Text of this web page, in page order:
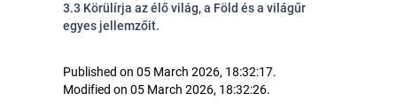
3.3 Körülírja az élő világ, a Föld és a világűr
egyes jellemzőit.
Published on 05 March 2026, 18:32:17.
Modified on 05 March 2026, 18:32:26.